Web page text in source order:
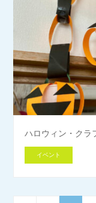
ハロウィン・クラ
イベント